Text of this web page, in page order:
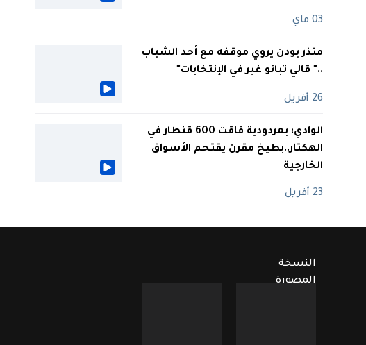
03 ماي
منذر بودن يروي موقفه مع أحد الشباب
.." قالي تبانو غير في الإنتخابات"
26 أفريل
الوادي: بمردودية فاقت 600 قنطار في
الهكتار..بطيخ مقرن يقتحم الأسواق
الخارجية
23 أفريل
النسخة
المصورة